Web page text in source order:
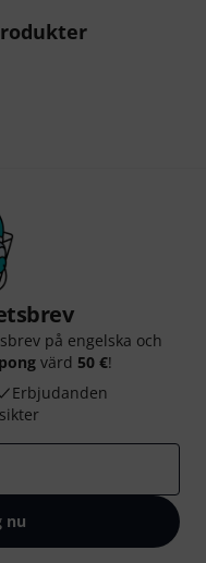
på engelska och
värd 50 €!
Erbjudanden
nu